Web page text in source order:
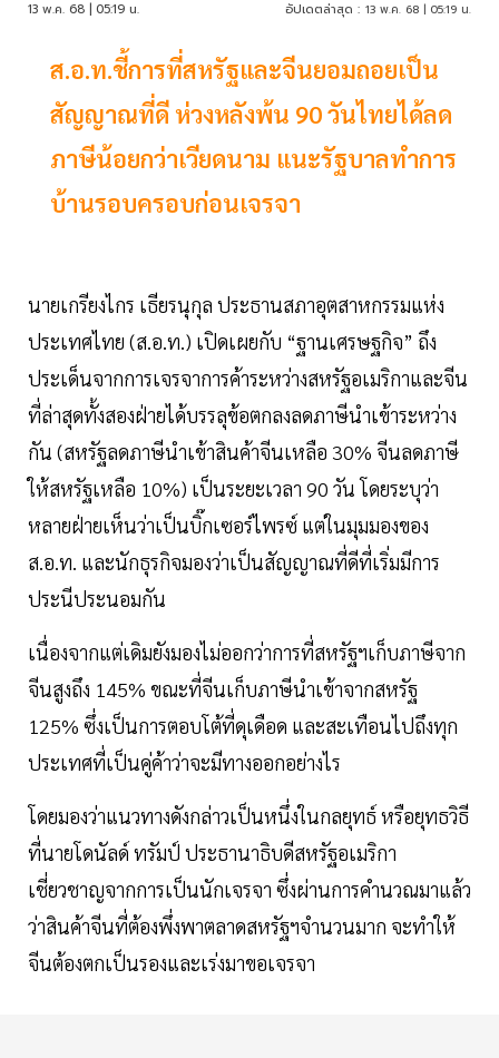
13 พ.ค. 68 | 05:19 น. อัปเดตล่าสุด : 13 พ.ค. 68 | 05:19 น.
ส.อ.ท.ชี้การที่สหรัฐและจีนยอมถอยเป็น
สัญญาณที่ดี ห่วงหลังพ้น 90 วันไทยได้ลด
ภาษีน้อยกว่าเวียดนาม แนะรัฐบาลทำการ
บ้านรอบครอบก่อนเจรจา
นายเกรียงไกร เธียรนุกุล ประธานสภาอุตสาหกรรมแห่ง
ประเทศไทย (ส.อ.ท.) เปิดเผยกับ “ฐานเศรษฐกิจ” ถึง
ประเด็นจากการเจรจาการค้าระหว่างสหรัฐอเมริกาและจีน
ที่ล่าสุดทั้งสองฝ่ายได้บรรลุข้อตกลงลดภาษีนำเข้าระหว่าง
กัน (สหรัฐลดภาษีนำเข้าสินค้าจีนเหลือ 30% จีนลดภาษี
ให้สหรัฐเหลือ 10%) เป็นระยะเวลา 90 วัน โดยระบุว่า
หลายฝ่ายเห็นว่าเป็นบิ๊กเซอร์ไพรซ์ แต่ในมุมมองของ
ส.อ.ท. และนักธุรกิจมองว่าเป็นสัญญาณที่ดีที่เริ่มมีการ
ประนีประนอมกัน
เนื่องจากแต่เดิมยังมองไม่ออกว่าการที่สหรัฐฯเก็บภาษีจาก
จีนสูงถึง 145% ขณะที่จีนเก็บภาษีนำเข้าจากสหรัฐ
125% ซึ่งเป็นการตอบโต้ที่ดุเดือด และสะเทือนไปถึงทุก
ประเทศที่เป็นคู่ค้าว่าจะมีทางออกอย่างไร
โดยมองว่าแนวทางดังกล่าวเป็นหนึ่งในกลยุทธ์ หรือยุทธวิธี
ที่นายโดนัลด์ ทรัมป์ ประธานาธิบดีสหรัฐอเมริกา
เชี่ยวชาญจากการเป็นนักเจรจา ซึ่งผ่านการคำนวณมาแล้ว
ว่าสินค้าจีนที่ต้องพึ่งพาตลาดสหรัฐฯจำนวนมาก จะทำให้
จีนต้องตกเป็นรองและเร่งมาขอเจรจา